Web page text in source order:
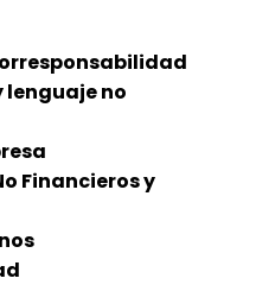
lenguaje no
Financieros y